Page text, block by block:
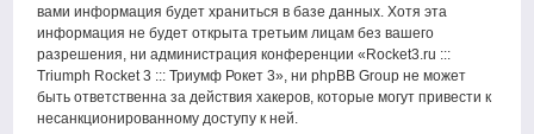
вами информация будет храниться в базе данных. Хотя эта
информация не будет открыта третьим лицам без вашего
разрешения, ни администрация конференции «Rocket3.ru :::
Triumph Rocket 3 ::: Триумф Рокет 3», ни phpBB Group не может
быть ответственна за действия хакеров, которые могут привести к
несанкционированному доступу к ней.